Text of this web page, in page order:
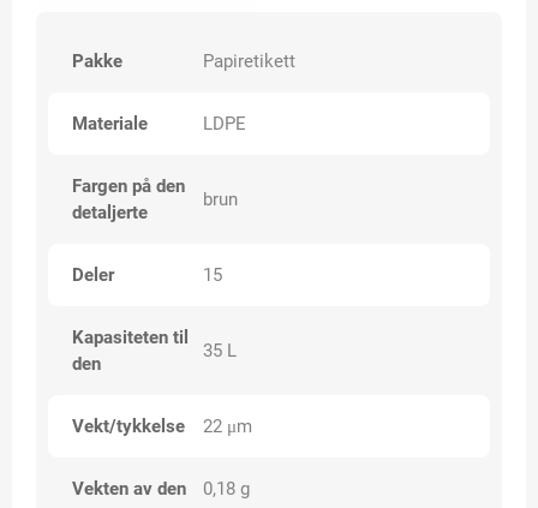
Pakke Papiretikett
Materiale LDPE
Fargen på den
detaljerte
brun
Deler 15
Kapasiteten til
den
35 L
Vekt/tykkelse 22 μm
Vekten av den 0,18 g